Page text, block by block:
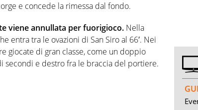
e concede la rimessa dal fondo.
viene annullata per fuorigioco. Nella
entra tra le ovazioni di San Siro al 66′. Nei
giocate di gran classe, come un doppio
secondi e destro fra le braccia del portiere.